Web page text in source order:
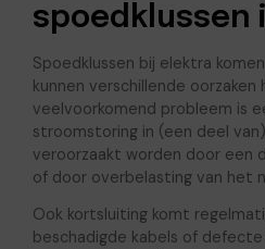
spoedklussen
Spoedklussen bij elektra
kunnen verschillende oorzaken
veelvoorkomend probleem is
stroomstoring in (een deel
veroorzaakt worden door een
of door overbelasting van het
Ook kortsluiting komt
beschadigde kabels of